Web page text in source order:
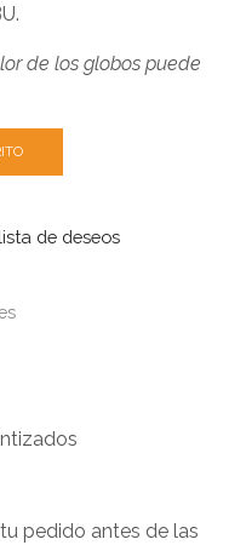
de los globos puede
de deseos
pedido antes de las